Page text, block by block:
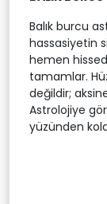
Balık burcu
hassasiyetin
hemen
tamamlar.
değildir;
Astrolojiye
yüzünden